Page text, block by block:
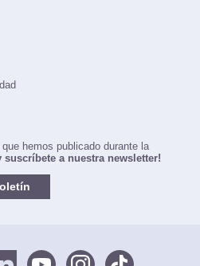
hemos publicado durante la